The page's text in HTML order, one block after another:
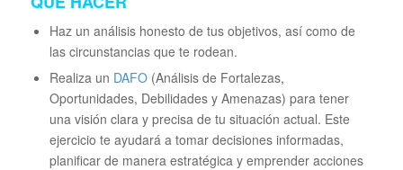
Haz un análisis honesto de tus objetivos, así como de
las circunstancias que te rodean.
Realiza un DAFO(Análisis de Fortalezas,
Oportunidades, Debilidades y Amenazas) para tener
una visión clara y precisa de tu situación actual. Este
ejercicio te ayudará a tomar decisiones informadas,
planificar de manera estratégica y emprender acciones